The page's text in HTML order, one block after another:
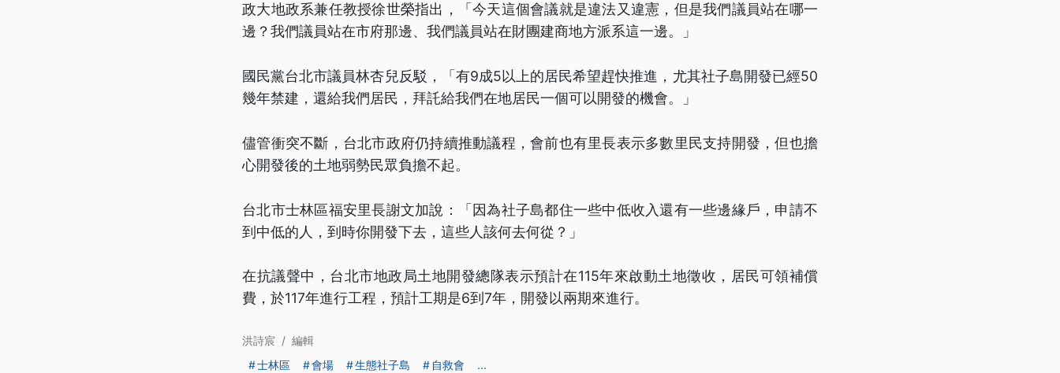
政大地政系兼任教授徐世榮指出，「今天這個會議就是違法又違憲，但是我們議員站在哪一
邊？我們議員站在市府那邊、我們議員站在財團建商地方派系這一邊。」
國民黨台北市議員林杏兒反駁，「有9成5以上的居民希望趕快推進，尤其社子島開發已經50
幾年禁建，還給我們居民，拜託給我們在地居民一個可以開發的機會。」
儘管衝突不斷，台北市政府仍持續推動議程，會前也有里長表示多數里民支持開發，但也擔
心開發後的土地弱勢民眾負擔不起。
台北市士林區福安里長謝文加說：「因為社子島都住一些中低收入還有一些邊緣戶，申請不
到中低的人，到時你開發下去，這些人該何去何從？」
在抗議聲中，台北市地政局土地開發總隊表示預計在115年來啟動土地徵收，居民可領補償
費，於117年進行工程，預計工期是6到7年，開發以兩期來進行。
洪詩宸 / 編輯
士林區
會場 生態社子島 自救會 ...